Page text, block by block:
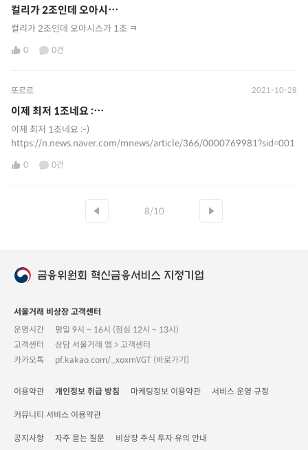
컬리가 2조인데 오아시⋯
컬리가 2조인데 오아시스가 1조 ㅋ
0 0건
또르르 2021-10-28
이제 최저 1조네요 :⋯
이제 최저 1조네요 :-)
https://n.news.naver.com/mnews/article/366/0000769981?sid=001
0 0건
8/10
서울거래 비상장 고객센터
운영시간
평일 9시 ~ 16시 (점심 12시 ~ 13시)
고객센터
상담 서울거래 앱 > 고객센터
카카오톡
pf.kakao.com/_xoxmVGT (바로가기)
이용약관 개인정보 취급 방침 마케팅정보 이용약관 서비스 운영 규정
커뮤니티 서비스 이용약관
공지사항 자주 묻는 질문 비상장 주식 투자 유의 안내